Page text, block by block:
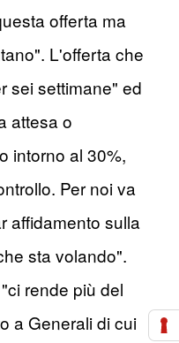
offerta ma
L'offerta che
sei settimane" ed
attesa o
intorno al 30%,
Per noi va
affidamento sulla
sta volando".
rende più del
a Generali di cui